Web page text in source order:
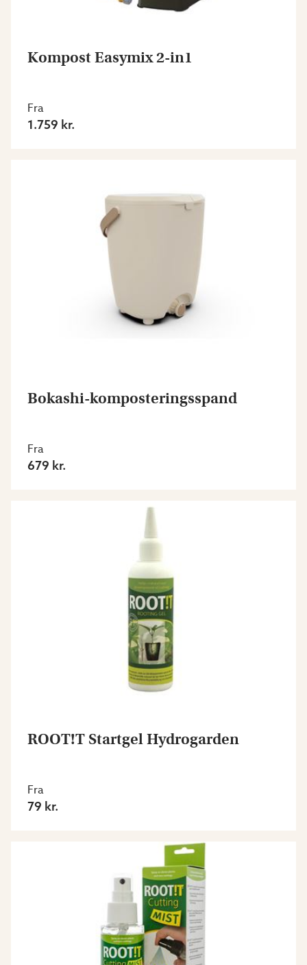
Kompost Easymix 2-in1
Fra
1.759 kr.
Bokashi-komposteringsspand
Fra
679 kr.
ROOT!T Startgel Hydrogarden
Fra
79 kr.